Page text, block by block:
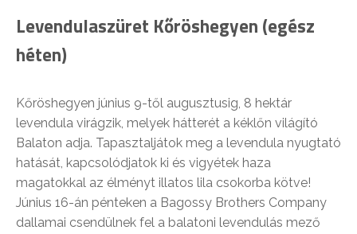
Levendulaszüret Kőröshegyen (egész
héten)
Kőröshegyen június 9-től augusztusig, 8 hektár
levendula virágzik, melyek hátterét a kéklőn világító
Balaton adja. Tapasztaljátok meg a levendula nyugtató
hatását, kapcsolódjatok ki és vigyétek haza
magatokkal az élményt illatos lila csokorba kötve!
Június 16-án pénteken a Bagossy Brothers Company
dallamai csendülnek fel a balatoni levendulás mező